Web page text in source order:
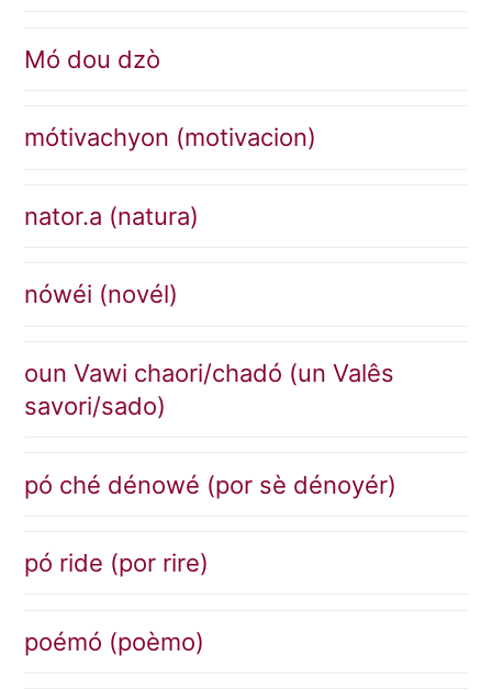
Mó dou dzò
mótivachyon (motivacion)
nator.a (natura)
nówéi (novél)
oun Vawi chaori/chadó (un Valês
savori/sado)
pó ché dénowé (por sè dénoyér)
pó ride (por rire)
poémó (poèmo)